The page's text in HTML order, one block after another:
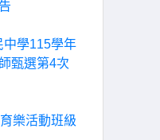
中學115學年
甄選第4次
樂活動班級